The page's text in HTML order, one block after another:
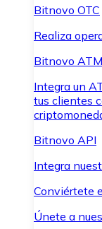
Bitnovo OTC
Realiza
Bitnovo ATM
Integra un
tus clientes
Bitnovo API
Integra
Conviértete
Únete a